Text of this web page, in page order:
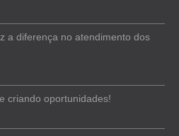
a diferença no atendimento dos
criando oportunidades!